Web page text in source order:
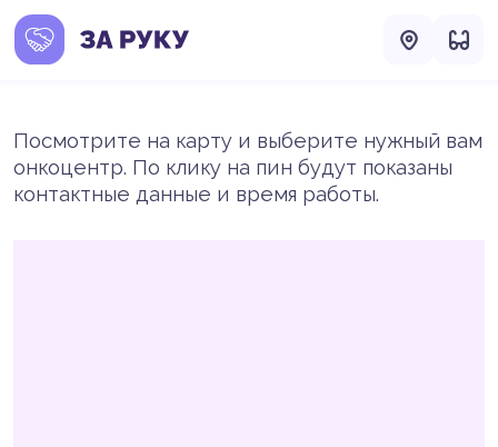
Посмотрите на карту и выберите нужный вам
онкоцентр. По клику на пин будут показаны
контактные данные и время работы.